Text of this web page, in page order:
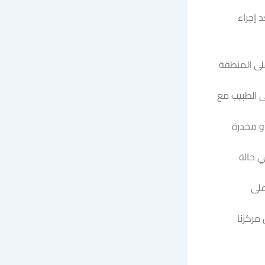
إجراء
المنطقة
إلى الطبيب مع
مخدرة
حالة
تواصل مباشرة عبر الرقم 01000969782 لأن مركزنا